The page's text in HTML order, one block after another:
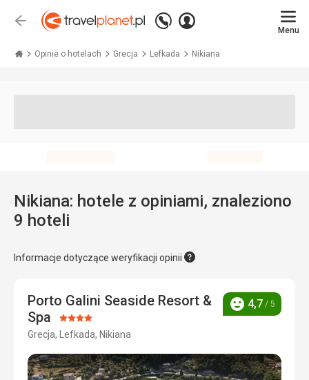
Wstecz
Zadzwoń
+48 71 771 76 55
Zaloguj
Menu
Opinie o hotelach Grecja Lefkada Nikiana
Nikiana: hotele z opiniami, znaleziono
9 hoteli
Informacje dotyczące weryfikacji opinii
Porto Galini Seaside Resort &
Spa Ocena:
4/5
Grecja, Lefkada, Nikiana
Ocena
4,7 / 5